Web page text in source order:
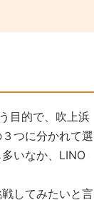
目的で、吹上浜
つに分かれて選
いなか、LINO
してみたいと言